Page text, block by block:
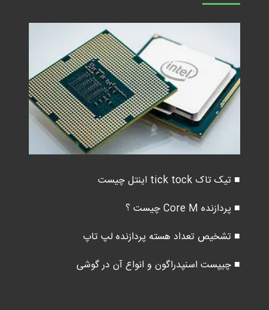
■ تیک تاک tick tock اینتل چیست
■ پردازنده Core M چیست ؟
■ تشخیص تعداد هسته پردازنده لپ تاپ
■ چیپست اسنپدراگون و انواع آن در گوشی